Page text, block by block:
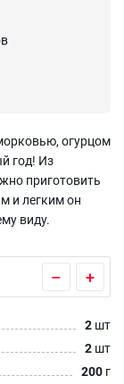
огурцом
год! Из
приготовить
и легким он
виду.
– +
2 шт
2 шт
200 г